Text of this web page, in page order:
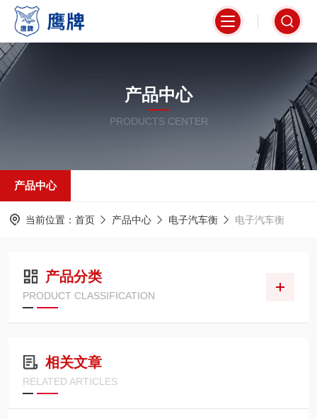
产品中心
PRODUCTS CENTER
产品中心
当前位置： 首页 产品中心 电子汽车衡 电子汽车衡
产品分类
PRODUCT CLASSIFICATION
相关文章
RELATED ARTICLES